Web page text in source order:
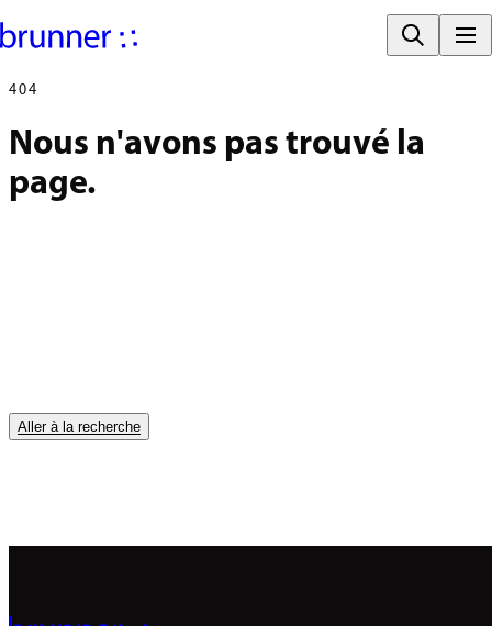
404
Nous n'avons pas trouvé la
page.
Aller à la recherche